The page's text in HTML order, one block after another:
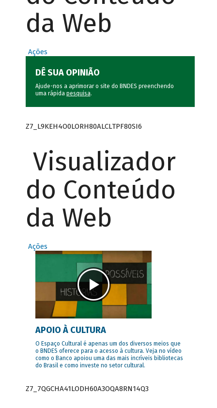
da Web
Ações
DÊ SUA OPINIÃO
Ajude-nos a aprimorar o site do BNDES preenchendo
uma rápida pesquisa.
Z7_L9KEH4O0LORH80ALCLTPF80SI6
Visualizador
do Conteúdo
da Web
Ações
APOIO À CULTURA
O Espaço Cultural é apenas um dos diversos meios que
o BNDES oferece para o acesso à cultura. Veja no vídeo
como o Banco apoiou uma das mais incríveis bibliotecas
do Brasil e como investe no setor cultural.
Z7_7QGCHA41LODH60A3OQA8RN14Q3